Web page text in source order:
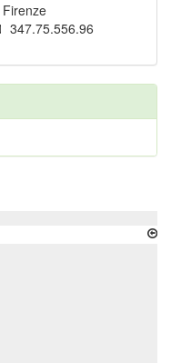
Firenze
347.75.556.96